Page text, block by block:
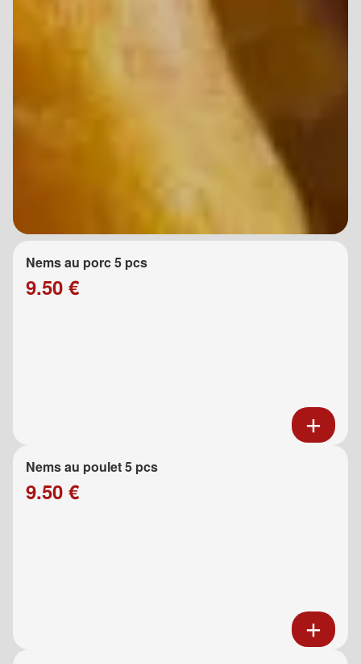
Nems au porc 5 pcs
9.50 €
Nems au poulet 5 pcs
9.50 €